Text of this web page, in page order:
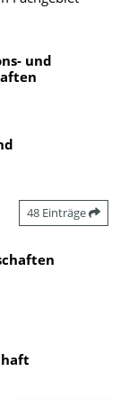
und
48 Einträge